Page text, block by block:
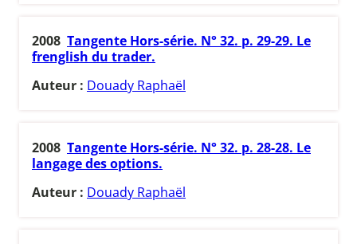
2008 Tangente Hors-série. N° 32. p. 29-29. Le
frenglish du trader.
Auteur : Douady Raphaël
2008 Tangente Hors-série. N° 32. p. 28-28. Le
langage des options.
Auteur : Douady Raphaël